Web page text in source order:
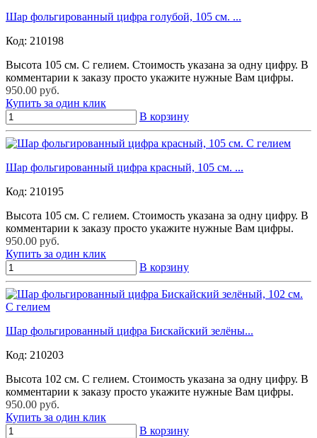
Шар фольгированный цифра голубой, 105 см. ...
Код: 210198
Высота 105 см. С гелием. Стоимость указана за одну цифру. В
комментарии к заказу просто укажите нужные Вам цифры.
950.00 руб.
Купить за один клик
В корзину
Шар фольгированный цифра красный, 105 см. ...
Код: 210195
Высота 105 см. С гелием. Стоимость указана за одну цифру. В
комментарии к заказу просто укажите нужные Вам цифры.
950.00 руб.
Купить за один клик
В корзину
Шар фольгированный цифра Бискайский зелёны...
Код: 210203
Высота 102 см. С гелием. Стоимость указана за одну цифру. В
комментарии к заказу просто укажите нужные Вам цифры.
950.00 руб.
Купить за один клик
В корзину